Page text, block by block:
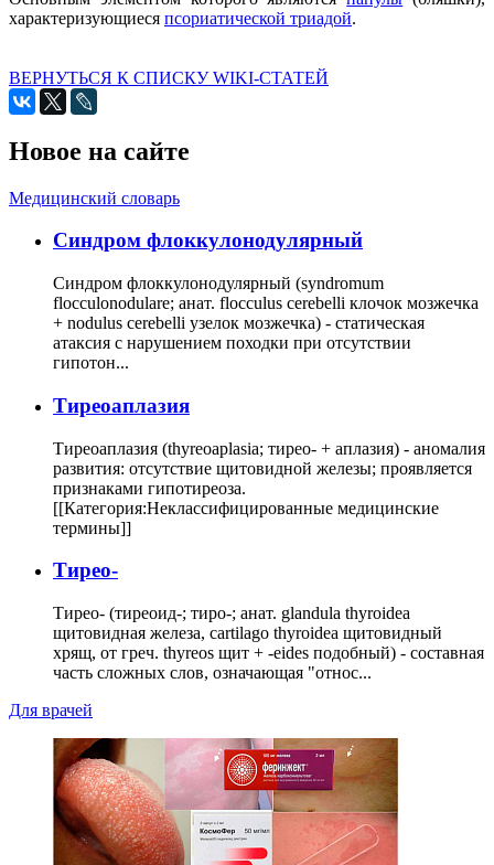
характеризующиеся псориатической триадой.
ВЕРНУТЬСЯ К СПИСКУ WIKI-СТАТЕЙ
Новое на сайте
Медицинский словарь
Cиндром флоккулонодулярный
Синдром флоккулонодулярный (syndromum
flocculonodulare; анат. flocculus cerebelli клочок мозжечка
+ nodulus cerebelli узелок мозжечка) - статическая
атаксия с нарушением походки при отсутствии
гипотон...
Тиреоаплазия
Тиреоаплазия (thyreoaplasia; тирео- + аплазия) - аномалия
развития: отсутствие щитовидной железы; проявляется
признаками гипотиреоза.
[[Категория:Неклассифицированные медицинские
термины]]
Тирео-
Тирео- (тиреоид-; тиро-; анат. glandula thyroidea
щитовидная железа, cartilago thyroidea щитовидный
хрящ, от греч. thyreos щит + -eides подобный) - составная
часть сложных слов, означающая "относ...
Для врачей